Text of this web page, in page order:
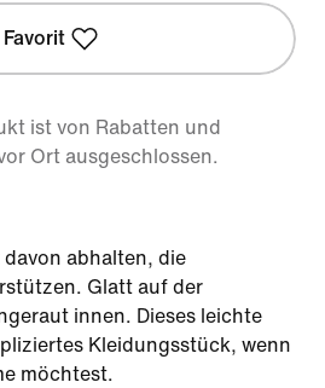
Favorit
ist von Rabatten und
Ort ausgeschlossen.
abhalten, die
Glatt auf der
innen. Dieses leichte
Kleidungsstück, wenn
möchtest.